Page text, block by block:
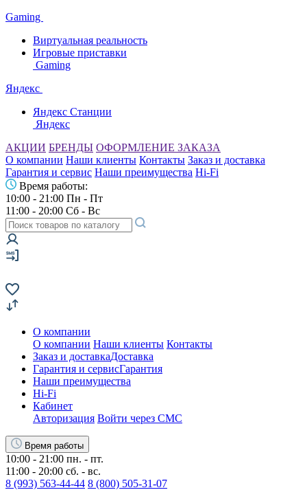
Gaming
Виртуальная реальность
Игровые приставки
Gaming
Яндекс
Яндекс Станции
Яндекс
АКЦИИ БРЕНДЫ ОФОРМЛЕНИЕ ЗАКАЗА
О компании Наши клиенты Контакты Заказ и доставка
Гарантия и сервис Наши преимущества Hi-Fi
Время работы:
10:00 - 21:00 Пн - Пт
11:00 - 20:00 Сб - Вс
О компании
О компании Наши клиенты Контакты
Заказ и доставкаДоставка
Гарантия и сервисГарантия
Наши преимущества
Hi-Fi
Кабинет
Авторизация Войти через СМС
Время работы
10:00 - 21:00 пн. - пт.
11:00 - 20:00 сб. - вс.
8 (993) 563-44-44 8 (800) 505-31-07